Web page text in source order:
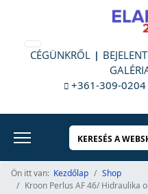
CÉGÜNKRŐL
+361-309-0204
Ön itt van: Kezdőlap
Shop
Kroon Perlus AF 46/ Hidraulika